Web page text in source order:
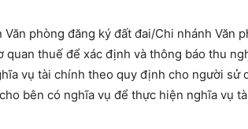
Văn phòng đăng ký đất đai/Chi nhánh Văn
quan thuế để xác định và thông báo thu
vụ tài chính theo quy định cho người sử
bên có nghĩa vụ để thực hiện nghĩa vụ